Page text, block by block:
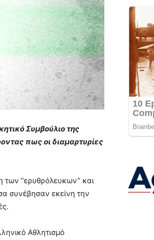
Συμβούλιο της
πως οι διαμαρτυρίες
“ερυθρόλευκων” και
συνέβησαν εκείνη την
Αθλητισμό